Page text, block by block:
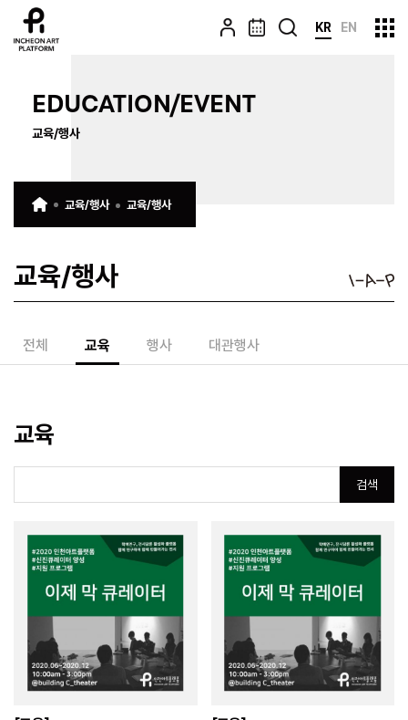
KR EN
EDUCATION/EVENT
교육/행사
교육/행사 교육/행사
교육/행사
전체 교육 행사 대관행사
교육
검색